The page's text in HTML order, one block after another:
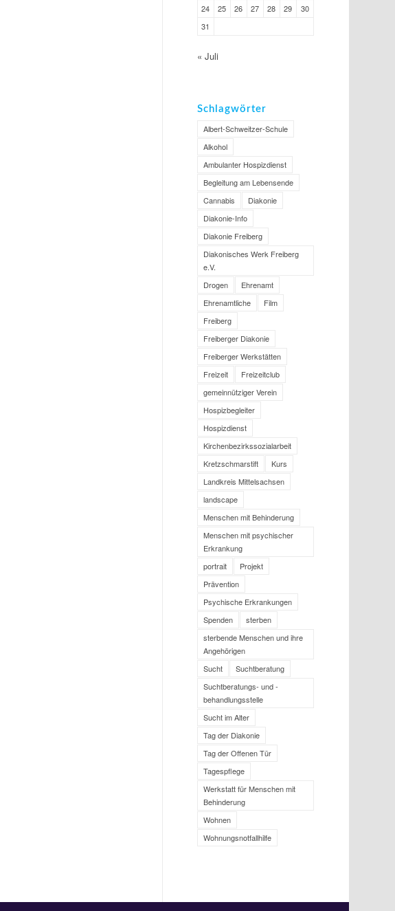
24
25 26 27 28 29
30
31
« Juli
Schlagwörter
Albert-Schweitzer-Schule
Alkohol
Ambulanter Hospizdienst
Begleitung am Lebensende
Cannabis
Diakonie
Diakonie-Info
Diakonie Freiberg
Diakonisches Werk Freiberg
e.V.
Drogen
Ehrenamt
Ehrenamtliche
Film
Freiberg
Freiberger Diakonie
Freiberger Werkstätten
Freizeit
Freizeitclub
gemeinnütziger Verein
Hospizbegleiter
Hospizdienst
Kirchenbezirkssozialarbeit
Kretzschmarstift
Kurs
Landkreis Mittelsachsen
landscape
Menschen mit Behinderung
Menschen mit psychischer
Erkrankung
portrait
Projekt
Prävention
Psychische Erkrankungen
Spenden
sterben
sterbende Menschen und ihre
Angehörigen
Sucht
Suchtberatung
Suchtberatungs- und -
behandlungsstelle
Sucht im Alter
Tag der Diakonie
Tag der Offenen Tür
Tagespflege
Werkstatt für Menschen mit
Behinderung
Wohnen
Wohnungsnotfallhilfe